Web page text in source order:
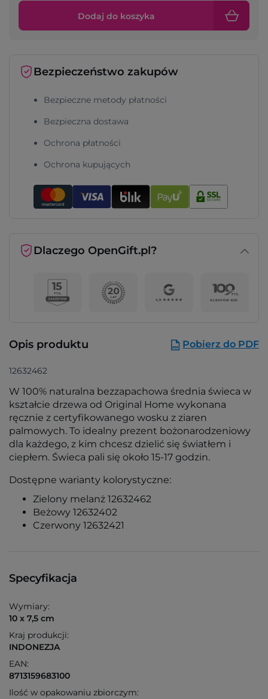
Dodaj do koszyka
Bezpieczeństwo zakupów
Bezpieczne metody płatności
Bezpieczna dostawa
Ochrona płatności
Ochrona kupujących
Dlaczego OpenGift.pl?
Opis produktu Pobierz do PDF
12632462
W 100% naturalna bezzapachowa średnia świeca w
kształcie drzewa od Original Home wykonana
ręcznie z certyfikowanego wosku z ziaren
palmowych. To idealny prezent bożonarodzeniowy
dla każdego, z kim chcesz dzielić się światłem i
ciepłem. Świeca pali się około 15-17 godzin.
Dostępne warianty kolorystyczne:
Zielony melanż 12632462
Beżowy 12632402
Czerwony 12632421
Specyfikacja
Wymiary:
10 x 7,5 cm
Kraj produkcji:
INDONEZJA
EAN:
8713159683100
Ilość w opakowaniu zbiorczym: